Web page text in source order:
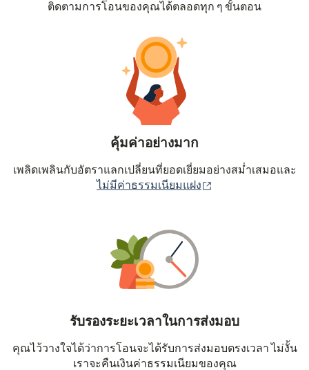
ติดตามการโอนของคุณได้ตลอดทุก ๆ ขั้นตอน
คุ้มค่าอย่างมาก
เพลิดเพลินกับอัตราแลกเปลี่ยนที่ยอดเยี่ยมอย่างสม่ำเสมอและ
ไม่มีค่าธรรมเนียมแฝง
รับรองระยะเวลาในการส่งมอบ
คุณไว้วางใจได้ว่าการโอนจะได้รับการส่งมอบตรงเวลา ไม่งั้น
เราจะคืนเงินค่าธรรมเนียมของคุณ